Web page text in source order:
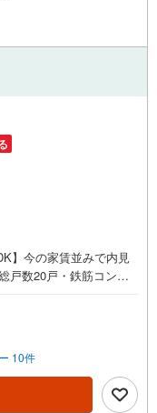
】今の家賃並みで内見
戸数20戸・鉄筋コンク
■リフォーム内装はリ
向きのお住まいです。
オートロック。共用部
で確認できます。宅配
ます。■共用部・暮らし
まわり対面式キッチン・
10件